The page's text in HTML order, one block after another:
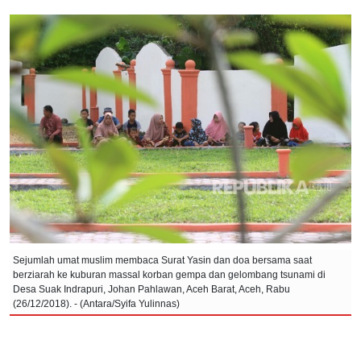
Sejumlah umat muslim membaca Surat Yasin dan doa bersama saat
berziarah ke kuburan massal korban gempa dan gelombang tsunami di
Desa Suak Indrapuri, Johan Pahlawan, Aceh Barat, Aceh, Rabu
(26/12/2018). - (Antara/Syifa Yulinnas)